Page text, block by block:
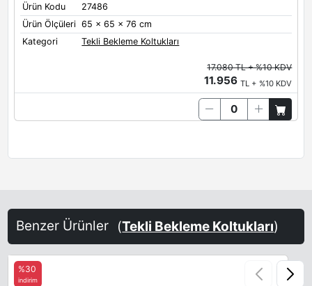
Ürün Kodu
27486
Ürün Ölçüleri 65 x 65 x 76 cm
Kategori
Tekli Bekleme Koltukları
17.080 TL + %10 KDV
11.956TL + %10 KDV
Benzer Ürünler (Tekli Bekleme Koltukları)
%30
indirim